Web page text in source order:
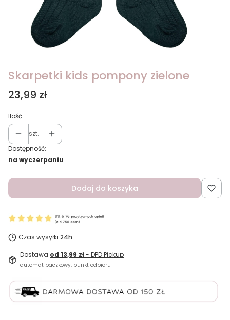
Skarpetki kids pompony zielone
Cena
23,99 zł
Ilość
szt.
Dostępność:
na wyczerpaniu
Dodaj do koszyka
Czas wysyłki:24h
Dostawa od 13,99 zł- DPD Pickup
automat paczkowy, punkt odbioru